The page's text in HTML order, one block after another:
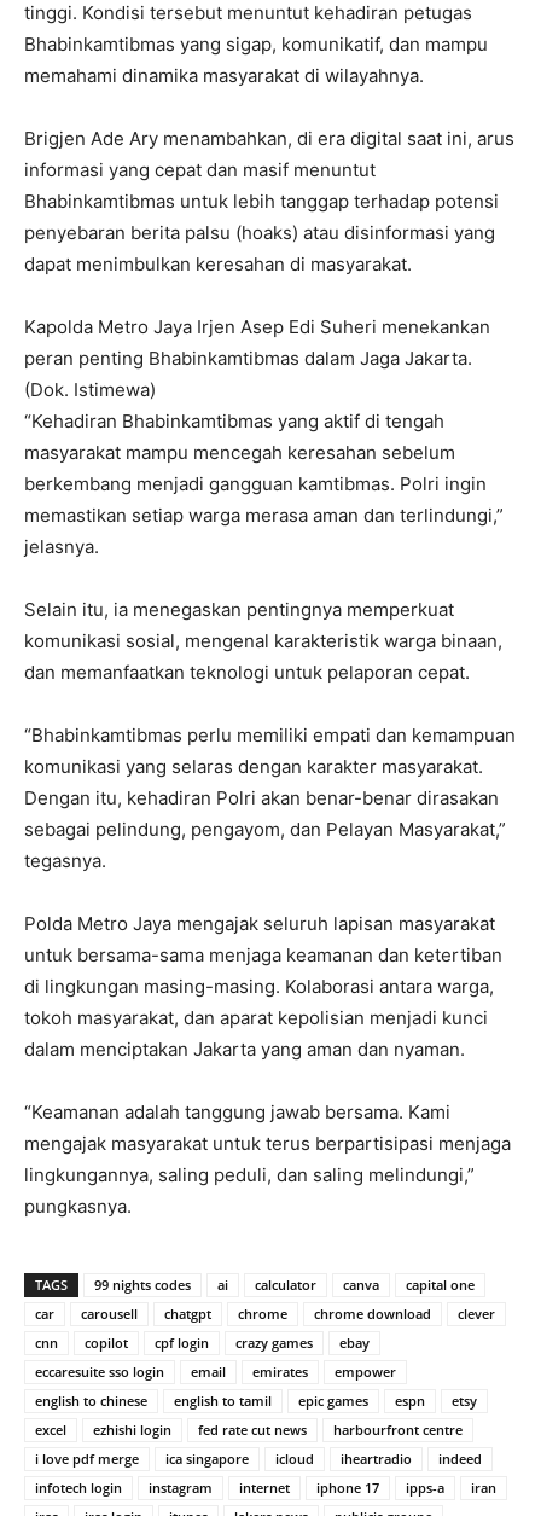
tinggi. Kondisi tersebut menuntut kehadiran petugas
Bhabinkamtibmas yang sigap, komunikatif, dan mampu
memahami dinamika masyarakat di wilayahnya.
Brigjen Ade Ary menambahkan, di era digital saat ini, arus
informasi yang cepat dan masif menuntut
Bhabinkamtibmas untuk lebih tanggap terhadap potensi
penyebaran berita palsu (hoaks) atau disinformasi yang
dapat menimbulkan keresahan di masyarakat.
Kapolda Metro Jaya Irjen Asep Edi Suheri menekankan
peran penting Bhabinkamtibmas dalam Jaga Jakarta.
(Dok. Istimewa)
“Kehadiran Bhabinkamtibmas yang aktif di tengah
masyarakat mampu mencegah keresahan sebelum
berkembang menjadi gangguan kamtibmas. Polri ingin
memastikan setiap warga merasa aman dan terlindungi,”
jelasnya.
Selain itu, ia menegaskan pentingnya memperkuat
komunikasi sosial, mengenal karakteristik warga binaan,
dan memanfaatkan teknologi untuk pelaporan cepat.
“Bhabinkamtibmas perlu memiliki empati dan kemampuan
komunikasi yang selaras dengan karakter masyarakat.
Dengan itu, kehadiran Polri akan benar-benar dirasakan
sebagai pelindung, pengayom, dan Pelayan Masyarakat,”
tegasnya.
Polda Metro Jaya mengajak seluruh lapisan masyarakat
untuk bersama-sama menjaga keamanan dan ketertiban
di lingkungan masing-masing. Kolaborasi antara warga,
tokoh masyarakat, dan aparat kepolisian menjadi kunci
dalam menciptakan Jakarta yang aman dan nyaman.
“Keamanan adalah tanggung jawab bersama. Kami
mengajak masyarakat untuk terus berpartisipasi menjaga
lingkungannya, saling peduli, dan saling melindungi,”
pungkasnya.
TAGS 99 nights codes ai calculator canva
capital one
car
carousell chatgpt chrome chrome download
clever
cnn
copilot cpf login crazy games
ebay
eccaresuite sso login
email emirates
empower
english to chinese
english to tamil epic games espn
etsy
excel
ezhishi login fed rate cut news
harbourfront centre
i love pdf merge
ica singapore icloud iheartradio
indeed
infotech login
instagram internet iphone 17 ipps-a
iran